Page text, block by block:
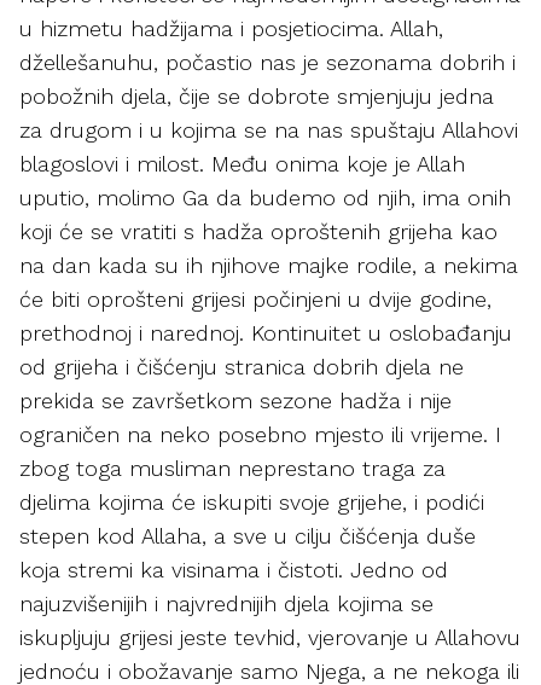
u hizmetu hadžijama i posjetiocima. Allah,
džellešanuhu, počastio nas je sezonama dobrih i
pobožnih djela, čije se dobrote smjenjuju jedna
za drugom i u kojima se na nas spuštaju Allahovi
blagoslovi i milost. Među onima koje je Allah
uputio, molimo Ga da budemo od njih, ima onih
koji će se vratiti s hadža oproštenih grijeha kao
na dan kada su ih njihove majke rodile, a nekima
će biti oprošteni grijesi počinjeni u dvije godine,
prethodnoj i narednoj. Kontinuitet u oslobađanju
od grijeha i čišćenju stranica dobrih djela ne
prekida se završetkom sezone hadža i nije
ograničen na neko posebno mjesto ili vrijeme. I
zbog toga musliman neprestano traga za
djelima kojima će iskupiti svoje grijehe, i podići
stepen kod Allaha, a sve u cilju čišćenja duše
koja stremi ka visinama i čistoti. Jedno od
najuzvišenijih i najvrednijih djela kojima se
iskupljuju grijesi jeste tevhid, vjerovanje u Allahovu
jednoću i obožavanje samo Njega, a ne nekoga ili